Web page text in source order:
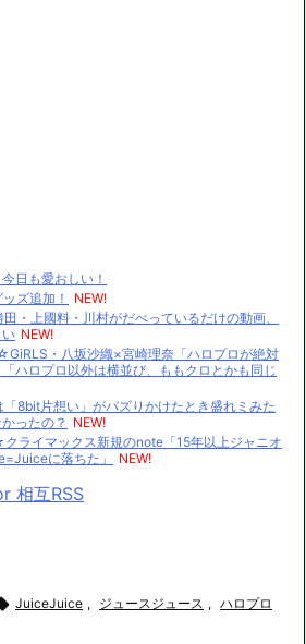
日も愛おしい！
ズ追加！
NEW!
・上國料・川村がだべっているだけの動画、
NEW!
・八坂沙織×宮崎理奈「ハロプロが絶対
ハロプロ以外は横並び、ももクロとかも同じ
「8bit片想い」がバズりかけたとき盛れミみた
ったの？ NEW!
クライマックス新規のnote「15年以上ジャニオ
に落ちた」
NEW!
相互RSS
JuiceJuice , ジュースジュース , ハロプロ